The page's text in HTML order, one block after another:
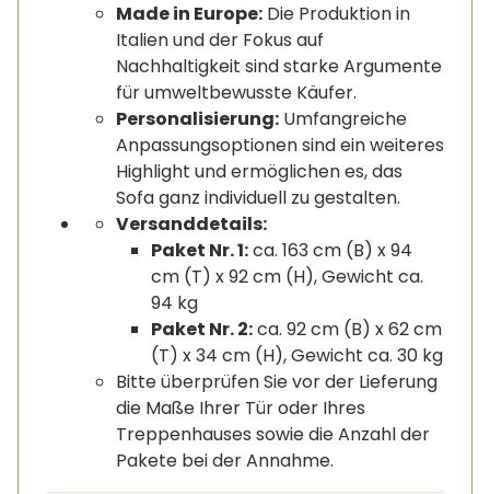
Made in Europe: Die Produktion in
Italien und der Fokus auf
Nachhaltigkeit sind starke Argumente
für umweltbewusste Käufer.
Personalisierung: Umfangreiche
Anpassungsoptionen sind ein weiteres
Highlight und ermöglichen es, das
Sofa ganz individuell zu gestalten.
Versanddetails:
Paket Nr. 1:ca. 163 cm (B) x 94
cm (T) x 92 cm (H), Gewicht ca.
94 kg
Paket Nr. 2:ca. 92 cm (B) x 62 cm
(T) x 34 cm (H), Gewicht ca. 30 kg
Bitte überprüfen Sie vor der Lieferung
die Maße Ihrer Tür oder Ihres
Treppenhauses sowie die Anzahl der
Pakete bei der Annahme.